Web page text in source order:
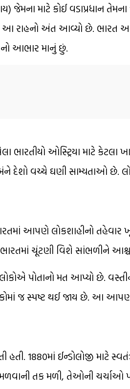
જેમના માટે કોઈ વડાપ્રધાન
રાહનો અંત આવ્યો છે. ભારત
આભાર માનું છું.
ઓસ્ટ્રિયા માટે કેટલા
વચ્ચે ઘણી સામ્યતાઓ છે.
આપણે લોકશાહીનો તહેવાર
ભારતમાં ચૂંટણી વિશે સાંભળીને
પોતાનો મત આપ્યો છે.
જ સ્પષ્ટ થઈ જાય છે. આ
1880માં ઈન્ડોલોજી માટે
તક મળી, તેઓની ચર્ચાઓ